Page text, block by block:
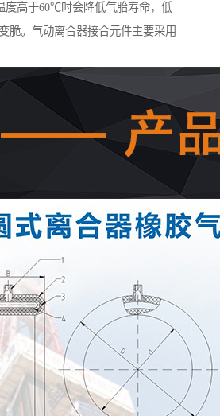
度高于60℃时会降低气胎寿命，低
脆。气动离合器接合元件主要采用